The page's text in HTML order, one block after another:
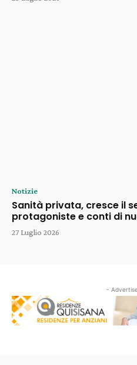
Notizie
Sanità privata, cresce il
protagoniste e conti di
27 Luglio 2026
-